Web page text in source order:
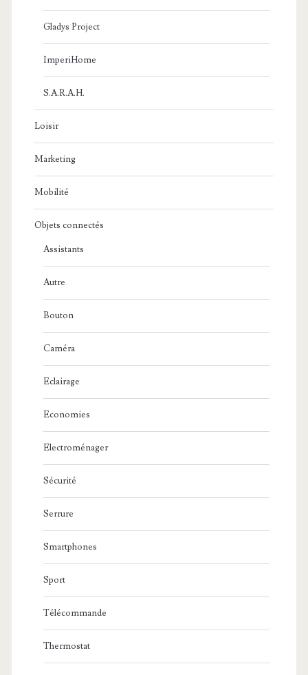
Gladys Project
ImperiHome
S.A.R.A.H.
Loisir
Marketing
Mobilité
Objets connectés
Assistants
Autre
Bouton
Caméra
Eclairage
Economies
Electroménager
Sécurité
Serrure
Smartphones
Sport
Télécommande
Thermostat